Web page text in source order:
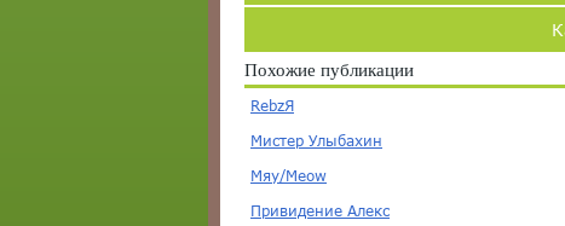
Похожие публикации
RebzЯ
Мистер Улыбахин
Мяу/Meow
Привидение Алекс